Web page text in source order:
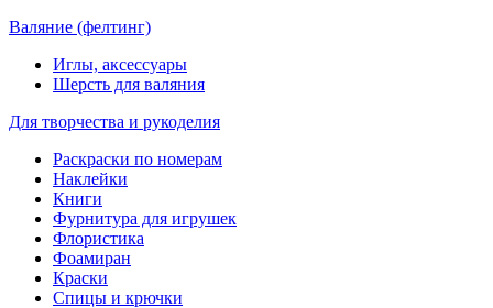
Валяние (фелтинг)
Иглы, аксессуары
Шерсть для валяния
Для творчества и рукоделия
Раскраски по номерам
Наклейки
Книги
Фурнитура для игрушек
Флористика
Фоамиран
Краски
Спицы и крючки